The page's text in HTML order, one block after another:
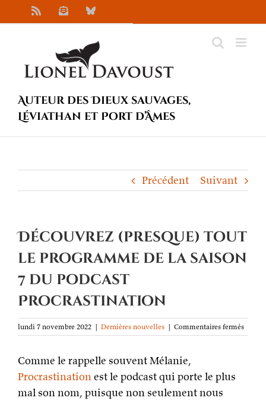
au
NewsletterBluesky
Auteur des Dieux sauvages,
Léviathan et Port d’Âmes
Précédent Suivant
Découvrez (presque) tout
le programme de la saison
7 du podcast
Procrastination
lundi 7 novembre 2022 | Dernières nouvelles | Commentaires ferméssur
Comme le rappelle souvent Mélanie,
Procrastinationest le podcast qui porte le plus
mal son nom, puisque non seulement nous